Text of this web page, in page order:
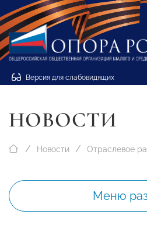
Версия для слабовидящих
НОВОСТИ
Новости Отраслевое
Меню